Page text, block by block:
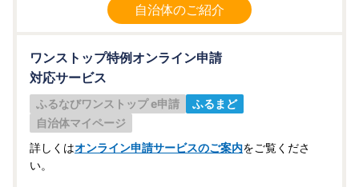
自治体のご紹介
ワンストップ特例オンライン申請
対応サービス
ふるなびワンストップ e申請
ふるまど
自治体マイページ
詳しくはオンライン申請サービスのご案内をご覧くださ
い。